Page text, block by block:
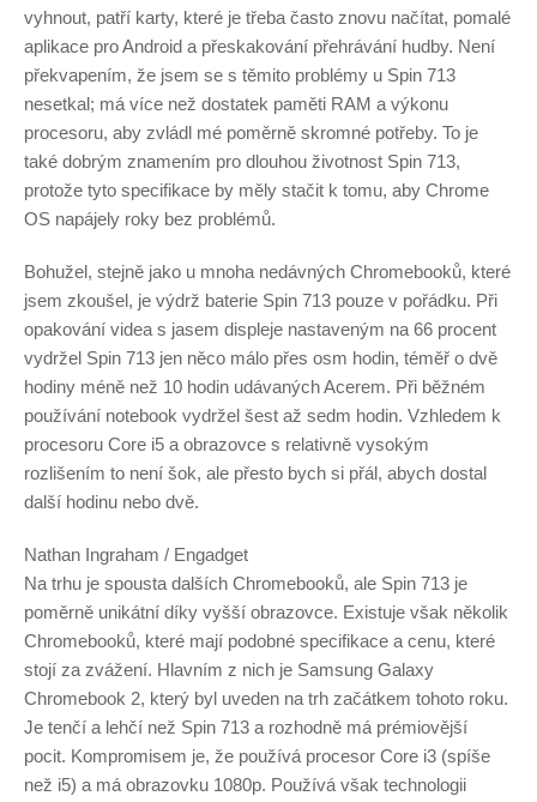
vyhnout, patří karty, které je třeba často znovu načítat, pomalé
aplikace pro Android a přeskakování přehrávání hudby. Není
překvapením, že jsem se s těmito problémy u Spin 713
nesetkal; má více než dostatek paměti RAM a výkonu
procesoru, aby zvládl mé poměrně skromné ​​potřeby. To je
také dobrým znamením pro dlouhou životnost Spin 713,
protože tyto specifikace by měly stačit k tomu, aby Chrome
OS napájely roky bez problémů.
Bohužel, stejně jako u mnoha nedávných Chromebooků, které
jsem zkoušel, je výdrž baterie Spin 713 pouze v pořádku. Při
opakování videa s jasem displeje nastaveným na 66 procent
vydržel Spin 713 jen něco málo přes osm hodin, téměř o dvě
hodiny méně než 10 hodin udávaných Acerem. Při běžném
používání notebook vydržel šest až sedm hodin. Vzhledem k
procesoru Core i5 a obrazovce s relativně vysokým
rozlišením to není šok, ale přesto bych si přál, abych dostal
další hodinu nebo dvě.
Nathan Ingraham / Engadget
Na trhu je spousta dalších Chromebooků, ale Spin 713 je
poměrně unikátní díky vyšší obrazovce. Existuje však několik
Chromebooků, které mají podobné specifikace a cenu, které
stojí za zvážení. Hlavním z nich je Samsung Galaxy
Chromebook 2, který byl uveden na trh začátkem tohoto roku.
Je tenčí a lehčí než Spin 713 a rozhodně má prémiovější
pocit. Kompromisem je, že používá procesor Core i3 (spíše
než i5) a má obrazovku 1080p. Používá však technologii